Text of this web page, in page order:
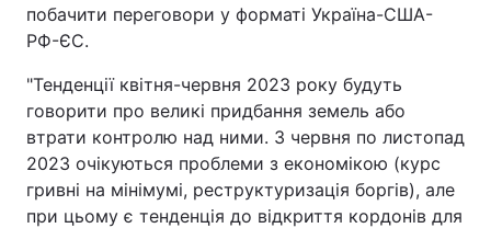
Лонгріди
Відео з Youtube Статті
Інтерв'ю Думки
Архів Вакансії
побачити переговори у форматі Україна-США-
РФ-ЄС.
"Тенденції квітня-червня 2023 року будуть
говорити про великі придбання земель або
втрати контролю над ними. З червня по листопад
2023 очікуються проблеми з економікою (курс
гривні на мінімумі, реструктуризація боргів), але
при цьому є тенденція до відкриття кордонів для